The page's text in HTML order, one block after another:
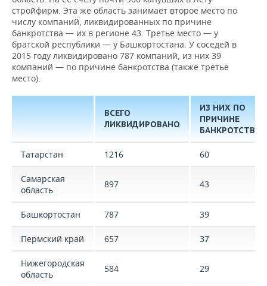
стройфирм. Эта же область занимает второе место по
числу компаний, ликвидированных по причине
банкротства — их в регионе 43. Третье место — у
братской республики — у Башкортостана. У соседей в
2015 году ликвидировано 787 компаний, из них 39
компаний — по причине банкротства (также третье
место).
ВСЕГО
ЛИКВИДИРОВАНО
ИЗ НИХ ПО
ПРИЧИНЕ
БАНКРОТСТВА
Татарстан 1216 60
Самарская
область
897 43
Башкортостан 787 39
Пермский край 657 37
Нижегородская
область
584 29